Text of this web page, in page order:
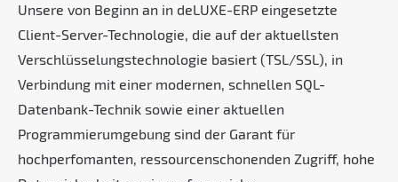
Unsere von Beginn an in deLUXE-ERP eingesetzte
Client-Server-Technologie, die auf der aktuellsten
Verschlüsselungstechnologie basiert (TSL/SSL), in
Verbindung mit einer modernen, schnellen SQL-
Datenbank-Technik sowie einer aktuellen
Programmierumgebung sind der Garant für
hochperfomanten, ressourcenschonenden Zugriff, hohe